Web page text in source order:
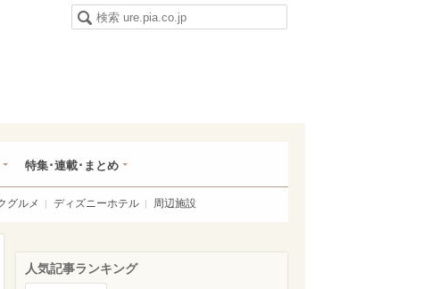
特集･連載･まとめ
グルメ ディズニーホテル 周辺施設
人気記事ランキング